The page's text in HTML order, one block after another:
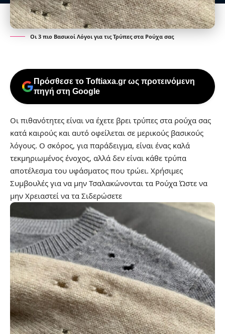
Οι 3 πιο Βασικοί Λόγοι για τις Τρύπες στα Ρούχα σας
Πρόσθεσε το Toftiaxa.gr ως προτεινόμενη
πηγή στη Google
Οι πιθανότητες είναι να έχετε βρει τρύπες στα ρούχα σας
κατά καιρούς και αυτό οφείλεται σε μερικούς βασικούς
λόγους. Ο σκόρος, για παράδειγμα, είναι ένας καλά
τεκμηριωμένος ένοχος, αλλά δεν είναι κάθε τρύπα
αποτέλεσμα του υφάσματος που τρώει. Χρήσιμες
Συμβουλές για να μην Τσαλακώνονται τα Ρούχα Ώστε να
μην Χρειαστεί να τα Σιδερώσετε